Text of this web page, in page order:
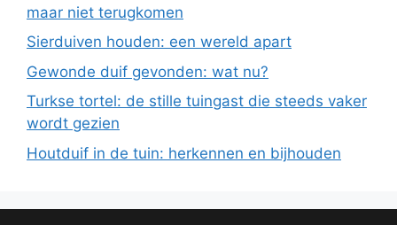
maar niet terugkomen
Sierduiven houden: een wereld apart
Gewonde duif gevonden: wat nu?
Turkse tortel: de stille tuingast die steeds vaker
wordt gezien
Houtduif in de tuin: herkennen en bijhouden